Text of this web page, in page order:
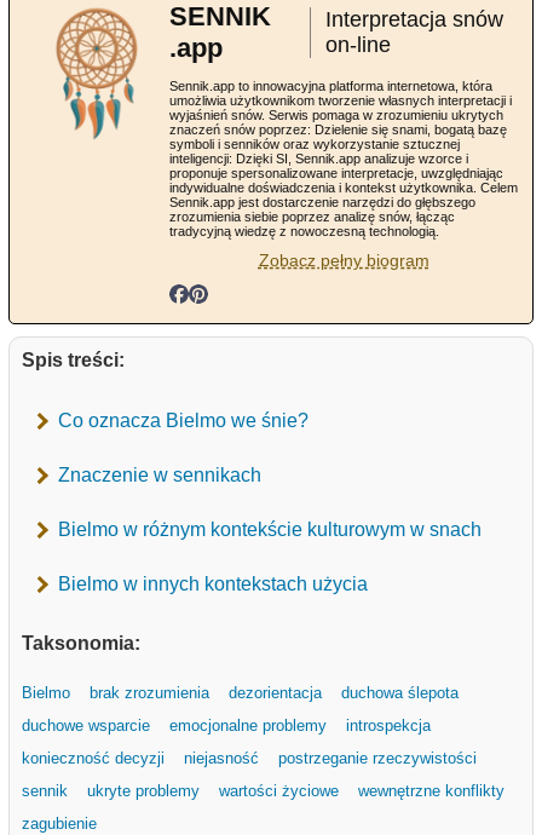
SENNIK
.app
Interpretacja snów
on-line
Sennik.app to innowacyjna platforma internetowa, która
umożliwia użytkownikom tworzenie własnych interpretacji i
wyjaśnień snów. Serwis pomaga w zrozumieniu ukrytych
znaczeń snów poprzez: Dzielenie się snami, bogatą bazę
symboli i senników oraz wykorzystanie sztucznej
inteligencji: Dzięki SI, Sennik.app analizuje wzorce i
proponuje spersonalizowane interpretacje, uwzględniając
indywidualne doświadczenia i kontekst użytkownika. Celem
Sennik.app jest dostarczenie narzędzi do głębszego
zrozumienia siebie poprzez analizę snów, łącząc
tradycyjną wiedzę z nowoczesną technologią.
Zobacz pełny biogram
Spis treści:
Co oznacza Bielmo we śnie?
Znaczenie w sennikach
Bielmo w różnym kontekście kulturowym w snach
Bielmo w innych kontekstach użycia
Taksonomia:
Bielmo brak zrozumienia dezorientacja
duchowa ślepota
duchowe wsparcie
emocjonalne problemy
introspekcja
konieczność decyzji
niejasność
postrzeganie rzeczywistości
sennik
ukryte problemy wartości życiowe
wewnętrzne konflikty
zagubienie